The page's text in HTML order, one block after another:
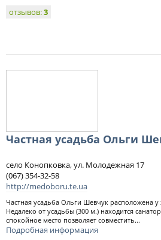
отзывов:3
Частная усадьба Ольги
село Конопковка, ул. Молодежная 17
(067) 354-32-58
http://medoboru.te.ua
Частная усадьба Ольги Шевчук расположена
Недалеко от усадьбы (300 м.) находится
спокойное место позволяет совместить...
Подробная информация